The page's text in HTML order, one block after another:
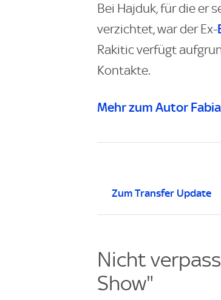
Bei Hajduk, für die er
verzichtet, war der Ex-
Rakitic verfügt
Kontakte.
Mehr zum Autor
Zum Transfer Update
Nicht
Show"